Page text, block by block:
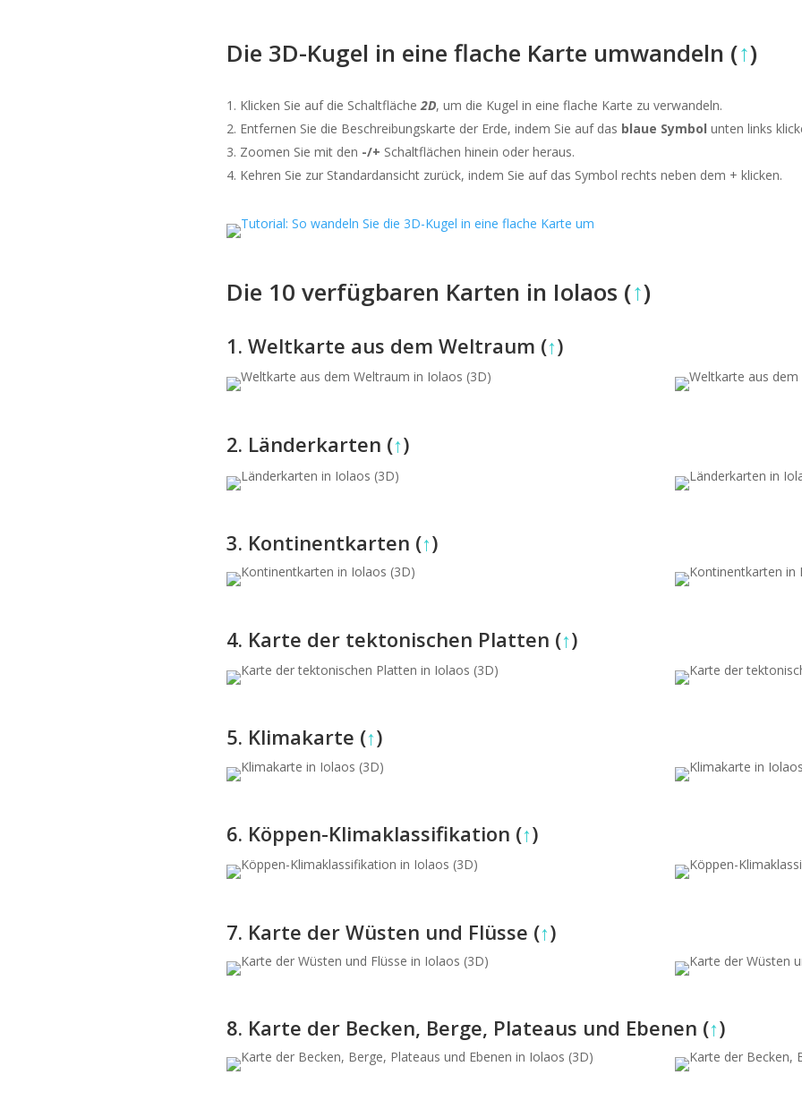
Die 3D-Kugel in eine flache Karte umwandeln (↑)
Klicken Sie auf die Schaltfläche2D, um die Kugel in eine flache Karte zu verwandeln.
Entfernen Sie die Beschreibungskarte der Erde, indem Sie auf das blaue Symbol unten links
Zoomen Sie mit den -/+ Schaltflächen hinein oder heraus.
Kehren Sie zur Standardansicht zurück, indem Sie auf das Symbol rechts neben dem + klicken.
Die 10 verfügbaren Karten in Iolaos (↑)
1. Weltkarte aus dem Weltraum (↑)
2. Länderkarten (↑)
3. Kontinentkarten (↑)
4. Karte der tektonischen Platten (↑)
5. Klimakarte (↑)
6. Köppen-Klimaklassifikation (↑)
7. Karte der Wüsten und Flüsse (↑)
8. Karte der Becken, Berge, Plateaus und Ebenen (↑)